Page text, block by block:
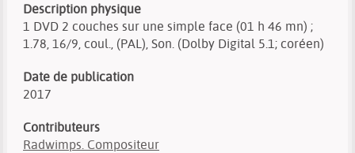
Description physique
1 DVD 2 couches sur une simple face (01 h 46 mn) ;
1.78, 16/9, coul., (PAL), Son. (Dolby Digital 5.1; coréen)
Date de publication
2017
Contributeurs
Radwimps. Compositeur